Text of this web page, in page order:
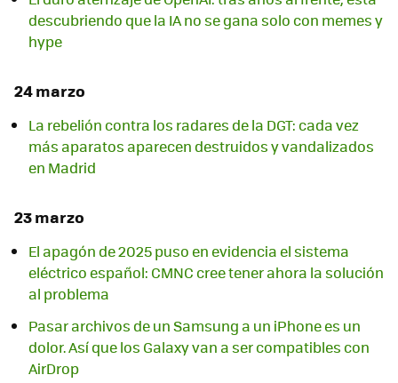
descubriendo que la IA no se gana solo con memes y
hype
24 marzo
La rebelión contra los radares de la DGT: cada vez
más aparatos aparecen destruidos y vandalizados
en Madrid
23 marzo
El apagón de 2025 puso en evidencia el sistema
eléctrico español: CMNC cree tener ahora la solución
al problema
Pasar archivos de un Samsung a un iPhone es un
dolor. Así que los Galaxy van a ser compatibles con
AirDrop